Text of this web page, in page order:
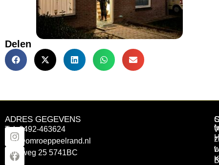
Delen
ADRES GEGEVENS
Tel: 0492-463624
info@omroeppeelrand.nl
Otterweg 25 5741BC